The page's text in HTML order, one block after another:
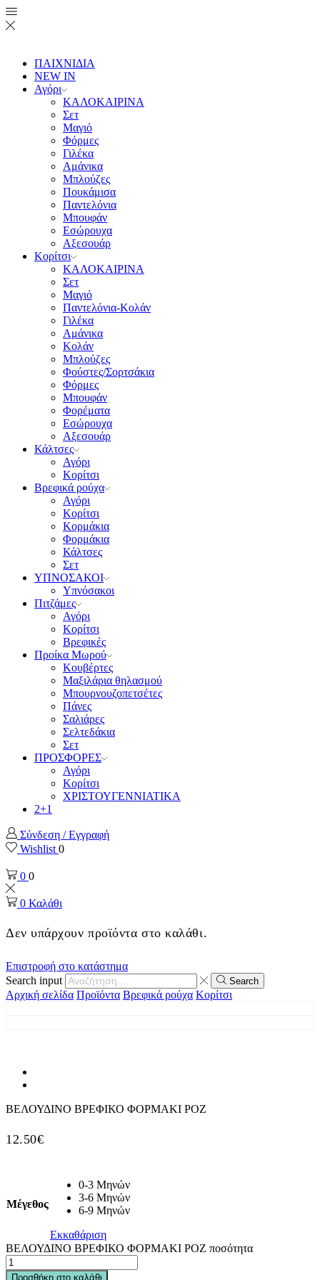
ΠΑΙΧΝΙΔΙΑ
NEW IN
Αγόρι
ΚΑΛΟΚΑΙΡΙΝΑ
Σετ
Μαγιό
Φόρμες
Γιλέκα
Αμάνικα
Μπλούζες
Πουκάμισα
Παντελόνια
Μπουφάν
Εσώρουχα
Αξεσουάρ
Κορίτσι
ΚΑΛΟΚΑΙΡΙΝΑ
Σετ
Μαγιό
Παντελόνια-Κολάν
Γιλέκα
Αμάνικα
Κολάν
Μπλούζες
Φούστες/Σορτσάκια
Φόρμες
Μπουφάν
Φορέματα
Εσώρουχα
Αξεσουάρ
Κάλτσες
Αγόρι
Κορίτσι
Βρεφικά ρούχα
Αγόρι
Κορίτσι
Κορμάκια
Φορμάκια
Κάλτσες
Σετ
ΥΠΝΟΣΑΚΟΙ
Υπνόσακοι
Πιτζάμες
Αγόρι
Κορίτσι
Βρεφικές
Προίκα Μωρού
Κουβέρτες
Μαξιλάρια θηλασμού
Μπουρνουζοπετσέτες
Πάνες
Σαλιάρες
Σελτεδάκια
Σετ
ΠΡΟΣΦΟΡΕΣ
Αγόρι
Κορίτσι
ΧΡΙΣΤΟΥΓΕΝΝΙΑΤΙΚΑ
2+1
Σύνδεση / Εγγραφή
Wishlist 0
0 0
0 Καλάθι
Δεν υπάρχουν προϊόντα στο καλάθι.
Επιστροφή στο κατάστημα
Search input
Search
Αρχική σελίδα Προϊόντα Βρεφικά ρούχα Κορίτσι
ΒΕΛΟΥΔΙΝΟ ΒΡΕΦΙΚΟ ΦΟΡΜΑΚΙ ΡΟΖ
12.50€
Μέγεθος
0-3 Μηνών
3-6 Μηνών
6-9 Μηνών
Εκκαθάριση
ΒΕΛΟΥΔΙΝΟ ΒΡΕΦΙΚΟ ΦΟΡΜΑΚΙ ΡΟΖ ποσότητα
Προσθήκη στο καλάθι